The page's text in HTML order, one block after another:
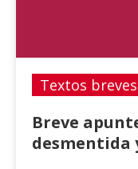
Textos breves
Breve
desmentida